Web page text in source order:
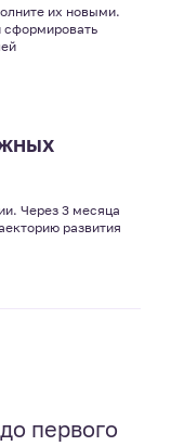
их новыми.
сформировать
Через 3 месяца
развития
первого